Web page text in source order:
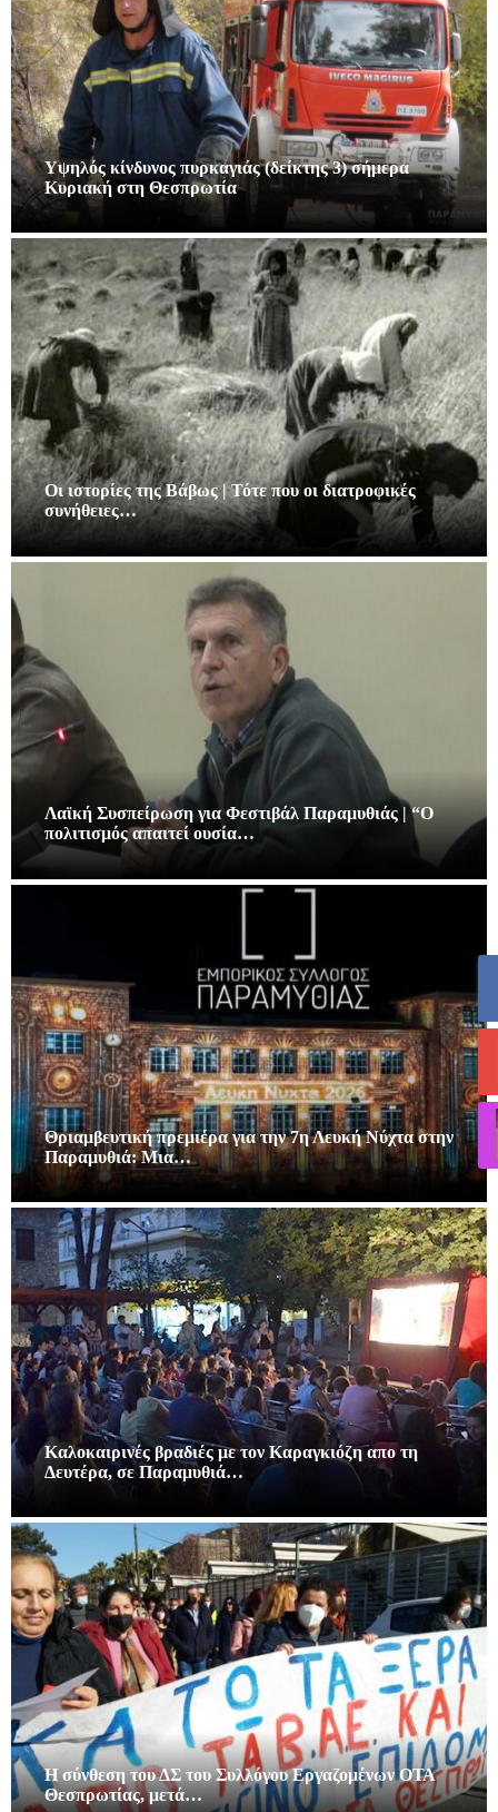
Υψηλός κίνδυνος πυρκαγιάς (δείκτης 3) σήμερα
Κυριακή στη Θεσπρωτία
Οι ιστορίες της Βάβως | Τότε που οι διατροφικές
συνήθειες…
Λαϊκή Συσπείρωση για Φεστιβάλ Παραμυθιάς | “Ο
πολιτισμός απαιτεί ουσία…
Θριαμβευτική πρεμιέρα για την 7η Λευκή Νύχτα στην
Παραμυθιά: Μια…
Καλοκαιρινές βραδιές με τον Καραγκιόζη απο τη
Δευτέρα, σε Παραμυθιά…
Η σύνθεση του ΔΣ του Συλλόγου Εργαζομένων ΟΤΑ
Θεσπρωτίας, μετά…